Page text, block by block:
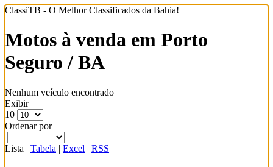
ClassiTB - O Melhor Classificados da Bahia!
Motos à venda em Porto
Seguro / BA
Nenhum veículo encontrado
Exibir
10
Ordenar por
Lista | Tabela | Excel | RSS